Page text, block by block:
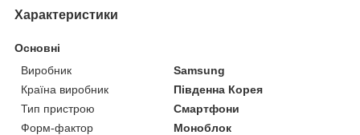
Характеристики
Основні
Виробник
Samsung
Країна виробник
Південна Корея
Тип пристрою
Смартфони
Форм-фактор
Моноблок